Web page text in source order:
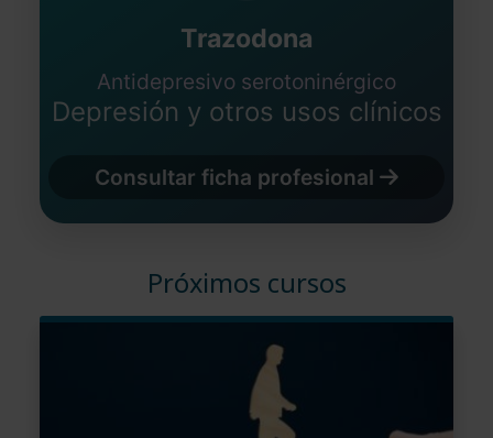
Trazodona
Antidepresivo serotoninérgico
Depresión y otros usos clínicos
Consultar ficha profesional
Próximos cursos